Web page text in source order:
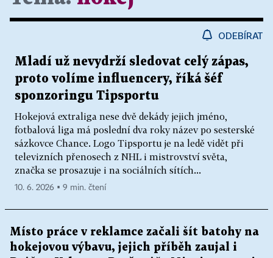
ODEBÍRAT
Mladí už nevydrží sledovat celý zápas,
proto volíme influencery, říká šéf
sponzoringu Tipsportu
Hokejová extraliga nese dvě dekády jejich jméno,
fotbalová liga má poslední dva roky název po sesterské
sázkovce Chance. Logo Tipsportu je na ledě vidět při
televizních přenosech z NHL i mistrovství světa,
značka se prosazuje i na sociálních sítích...
10. 6. 2026 ▪ 9 min. čtení
Místo práce v reklamce začali šít batohy na
hokejovou výbavu, jejich příběh zaujal i